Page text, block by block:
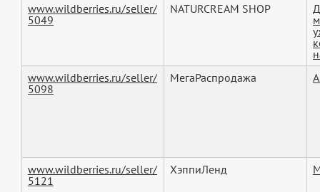
www.wildberries.ru/seller/
5049
NATURCREAM SHOP
www.wildberries.ru/seller/
5098
МегаРаспродажа
www.wildberries.ru/seller/
5121
ХэппиЛенд